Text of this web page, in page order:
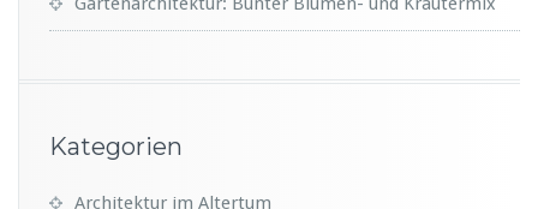
Kategorien
Architektur im Altertum